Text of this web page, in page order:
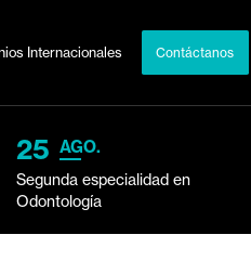
Convenios Internacionales
25 AGO.
Segunda especialidad en
Odontología